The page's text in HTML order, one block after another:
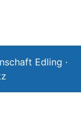
Edling ·